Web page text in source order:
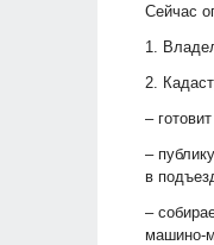
Сейчас
1.
2.
–
–
в
–
машино-